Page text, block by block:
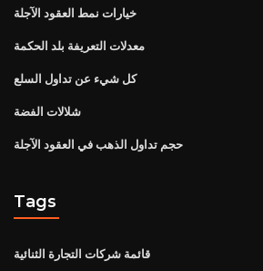
خيارات نمط العقود الآجلة
معدلات التعريفة بلد الحكمة
كل شيء عن تداول السلع
شلالات الفضة
حجم تداول الذهب في العقود الآجلة
Tags
قائمة شركات التجارة الثنائية